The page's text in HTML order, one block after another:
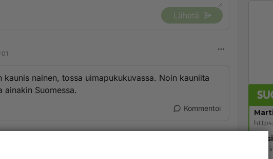
Lähetä
kaunis nainen, tossa uimapukukuvassa. Noin kauniita
ainakin Suomessa.
Kommentoi